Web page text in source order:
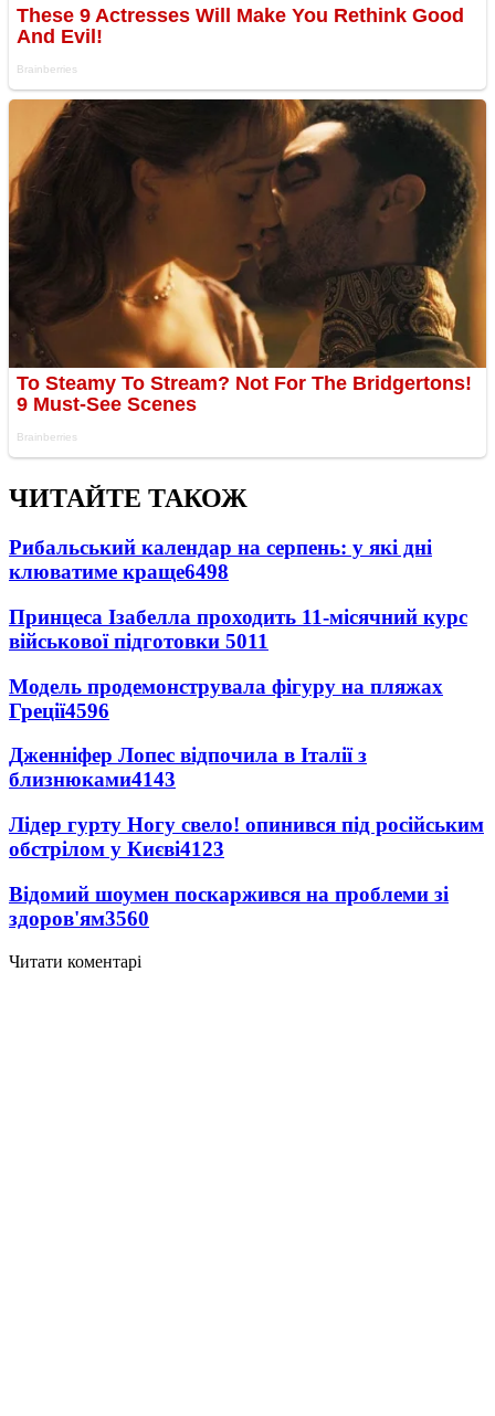
ЧИТАЙТЕ ТАКОЖ
Рибальський календар на серпень: у які дні
клюватиме краще6498
Принцеса Ізабелла проходить 11-місячний курс
військової підготовки 5011
Модель продемонструвала фігуру на пляжах
Греції4596
Дженніфер Лопес відпочила в Італії з
близнюками4143
Лідер гурту Ногу свело! опинився під російським
обстрілом у Києві4123
Відомий шоумен поскаржився на проблеми зі
здоров'ям3560
Читати коментарі